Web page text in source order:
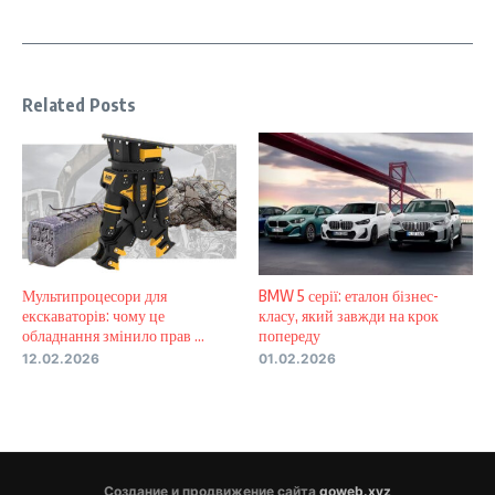
Related Posts
Мультипроцесори для
екскаваторів: чому це
обладнання змінило прав ...
12.02.2026
BMW 5 серії: еталон бізнес-
класу, який завжди на крок
попереду
01.02.2026
Создание и продвижение сайта goweb.xyz